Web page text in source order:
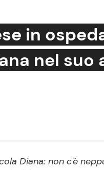
in
nel suo
Diana: non c'è